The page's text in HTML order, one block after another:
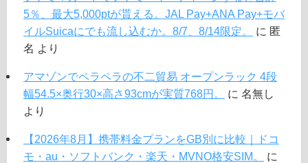
5％、最大5,000ptが貰える。JAL Pay+ANA Pay+モバ
イルSuicaにでも流し込むか。8/7、8/14限定。
に 匿
名 より
アマゾンでペラペラの不二貿易 オープンラック 4段
幅54.5×奥行30×高さ93cmが実質768円。
に 名無し
より
【2026年8月】携帯料金プランをGB別に比較｜ドコ
モ・au・ソフトバンク・楽天・MVNO格安SIM。
に